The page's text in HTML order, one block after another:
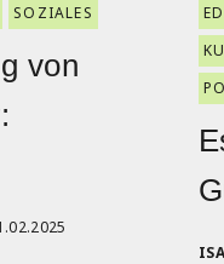
SOZIALES
von